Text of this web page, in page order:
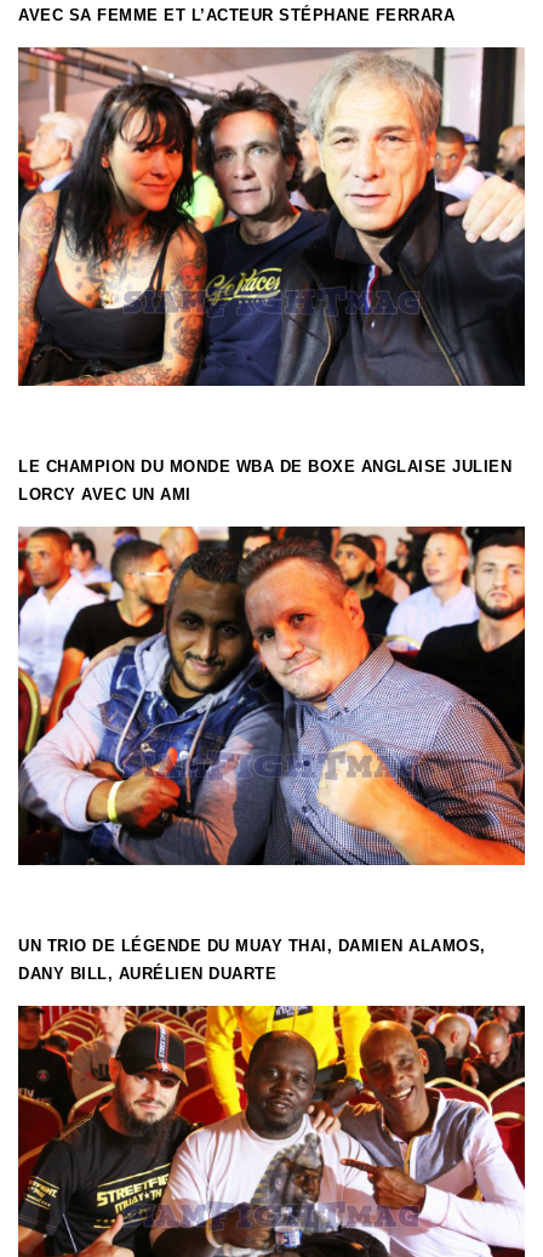
AVEC SA FEMME ET L’ACTEUR STÉPHANE FERRARA
LE CHAMPION DU MONDE WBA DE BOXE ANGLAISE JULIEN
LORCY AVEC UN AMI
UN TRIO DE LÉGENDE DU MUAY THAI, DAMIEN ALAMOS,
DANY BILL, AURÉLIEN DUARTE